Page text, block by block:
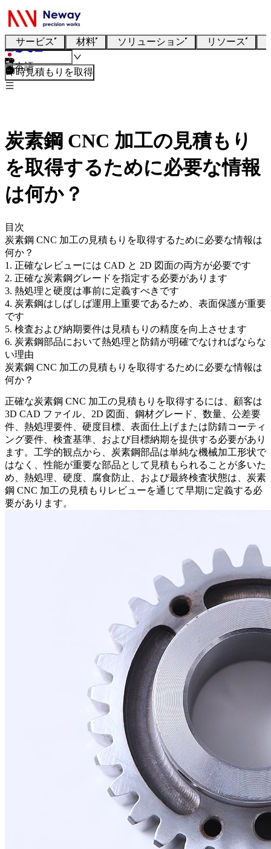
サービス 材料 ソリューション リソース
日本語
即時見積もりを取得
炭素鋼 CNC 加工の見積もり
を取得するために必要な情報
は何か？
目次
炭素鋼 CNC 加工の見積もりを取得するために必要な情報は
何か？
1. 正確なレビューには CAD と 2D 図面の両方が必要です
2. 正確な炭素鋼グレードを指定する必要があります
3. 熱処理と硬度は事前に定義すべきです
4. 炭素鋼はしばしば運用上重要であるため、表面保護が重要
です
5. 検査および納期要件は見積もりの精度を向上させます
6. 炭素鋼部品において熱処理と防錆が明確でなければならな
い理由
炭素鋼 CNC 加工の見積もりを取得するために必要な情報は
何か？
正確な炭素鋼 CNC 加工の見積もり を取得するには、顧客は
3D CAD ファイル、2D 図面、鋼材グレード、数量、公差要
件、熱処理要件、硬度目標、表面仕上げまたは防錆コーティ
ング要件、検査基準、および目標納期を提供する必要があり
ます。工学的観点から、炭素鋼部品は単純な機械加工形状で
はなく、性能が重要な部品として見積もられることが多いた
め、熱処理、硬度、腐食防止、および最終検査状態は、 炭素
鋼 CNC 加工の見積もり レビューを通じて早期に定義する必
要があります。